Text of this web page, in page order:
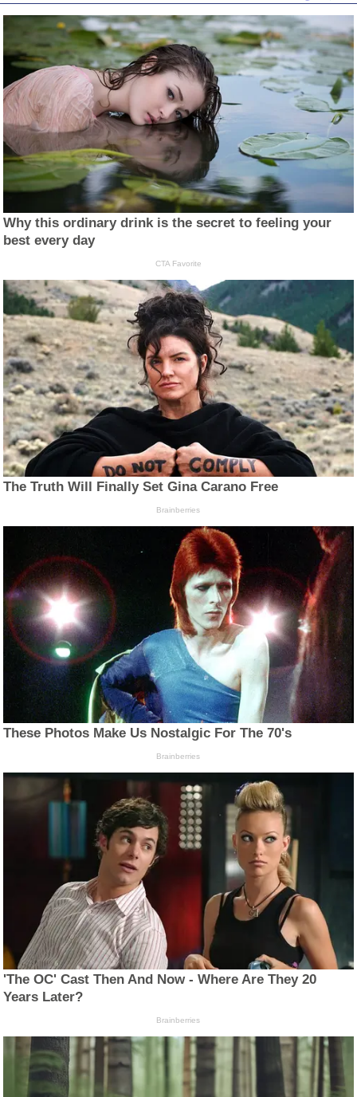
Why this ordinary drink is the secret to feeling your
best every day
CTA Favorite
The Truth Will Finally Set Gina Carano Free
Brainberries
These Photos Make Us Nostalgic For The 70's
Brainberries
'The OC' Cast Then And Now - Where Are They 20
Years Later?
Brainberries